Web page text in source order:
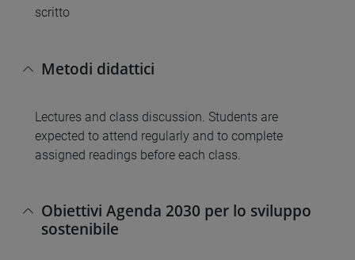
scritto
Metodi didattici
Lectures and class discussion. Students are
expected to attend regularly and to complete
assigned readings before each class.
Obiettivi Agenda 2030 per lo sviluppo
sostenibile